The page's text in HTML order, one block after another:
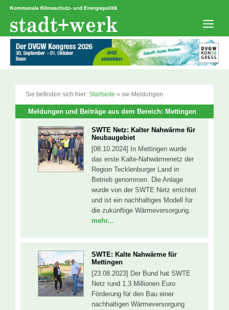
Zum
springen
Sie befinden sich hier: Startseite » sw-Meldungen
Meldungen und Beiträge aus dem Bereich: Mettingen
SWTE Netz: Kalter Nahwärme für
Neubaugebiet
[08.10.2024] In Mettingen wurde
das erste Kalte-Nahwärmenetz der
Region Tecklenburger Land in
Betrieb genommen. Die Anlage
wurde von der SWTE Netz errichtet
und ist ein nachhaltiges Modell für
die zukünftige Wärmeversorgung.
mehr...
SWTE: Kalte Nahwärme für
Mettingen
[23.08.2023] Der Bund hat SWTE
Netz rund 1,3 Millionen Euro
Förderung für den Bau einer
nachhaltigen Wärmeversorgung